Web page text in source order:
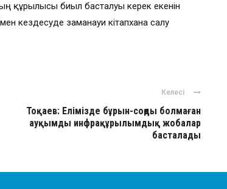
құрылысы биыл басталуы керек екенін
кездесуде заманауи кітапхана салу
Келесі
Тоқаев: Елімізде бұрын-соңды болмаған
ауқымды инфрақұрылымдық жобалар
басталады